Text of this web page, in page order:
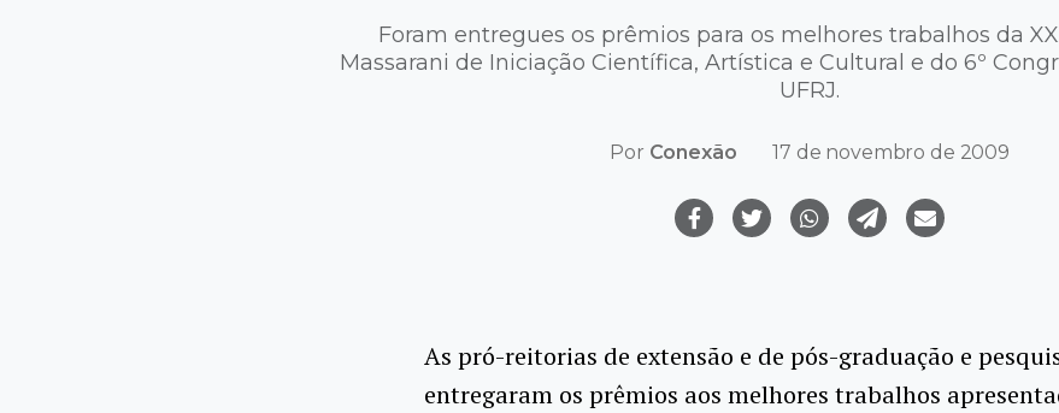
Foram entregues os prêmios para os melhores trabalhos da
Massarani de Iniciação Científica, Artística e Cultural e do 6º
UFRJ.
Por Conexão 17 de novembro de 2009
As pró-reitorias de extensão e de pós-graduação e
entregaram os prêmios aos melhores trabalhos